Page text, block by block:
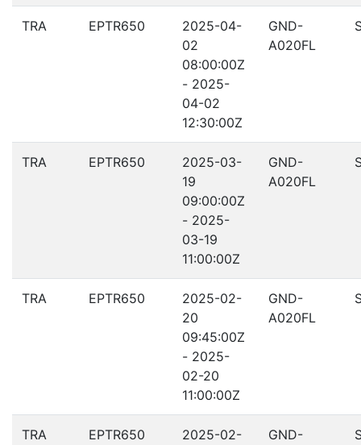
TRA EPTR650
2025-04-
02
08:00:00Z
- 2025-
04-02
12:30:00Z
GND-
A020FL
TRA EPTR650
2025-03-
19
09:00:00Z
- 2025-
03-19
11:00:00Z
GND-
A020FL
TRA EPTR650
2025-02-
20
09:45:00Z
- 2025-
02-20
11:00:00Z
GND-
A020FL
TRA EPTR650
2025-02-
GND-